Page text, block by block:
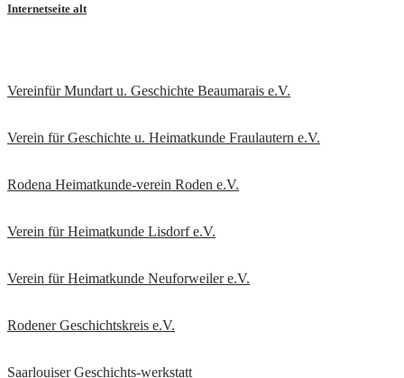
Internetseite alt
Vereinfür Mundart u. Geschichte Beaumarais e.V.
Verein für Geschichte u. Heimatkunde Fraulautern e.V.
Rodena Heimatkunde-verein Roden e.V.
Verein für Heimatkunde Lisdorf e.V.
Verein für Heimatkunde Neuforweiler e.V.
Rodener Geschichtskreis e.V.
Saarlouiser Geschichts-werkstatt